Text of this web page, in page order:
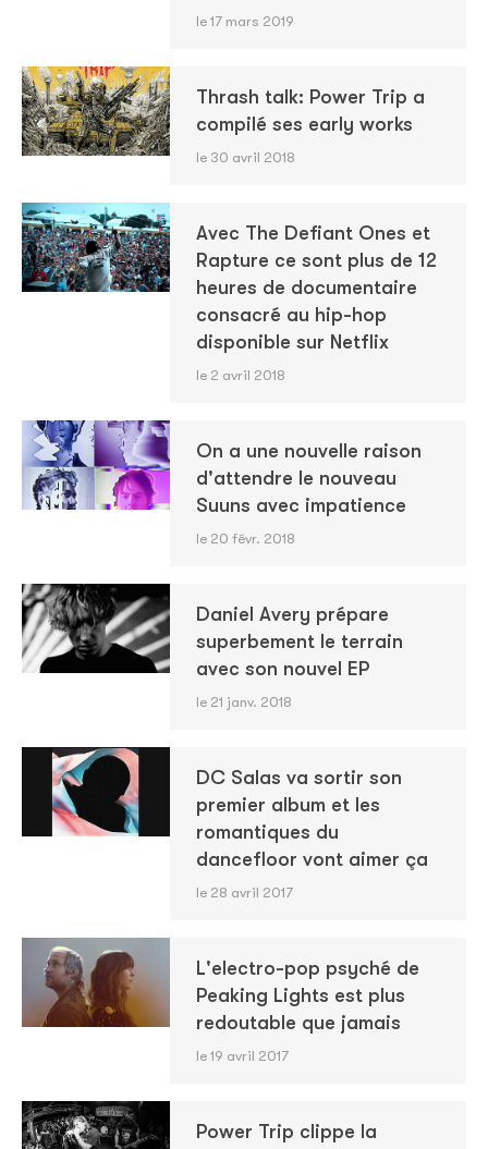
le 17 mars 2019
Thrash talk: Power Trip a
compilé ses early works
le 30 avril 2018
Avec The Defiant Ones et
Rapture ce sont plus de 12
heures de documentaire
consacré au hip-hop
disponible sur Netflix
le 2 avril 2018
On a une nouvelle raison
d'attendre le nouveau
Suuns avec impatience
le 20 févr. 2018
Daniel Avery prépare
superbement le terrain
avec son nouvel EP
le 21 janv. 2018
DC Salas va sortir son
premier album et les
romantiques du
dancefloor vont aimer ça
le 28 avril 2017
L'electro-pop psyché de
Peaking Lights est plus
redoutable que jamais
le 19 avril 2017
Power Trip clippe la